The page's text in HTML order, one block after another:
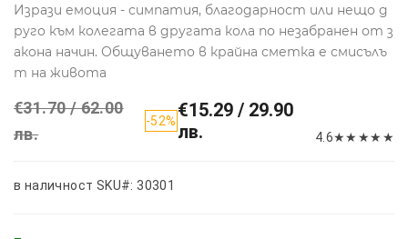
Изрази емоция - симпатия, благодарност или нещо д
руго към колегата в другата кола по незабранен от з
акона начин. Общуването в крайна сметка е смисълъ
т на живота
€31.70 / 62.00
лв.
-52%€15.29 / 29.90
лв.
4.6★★ ★★ ★
в наличност SKU#: 30301